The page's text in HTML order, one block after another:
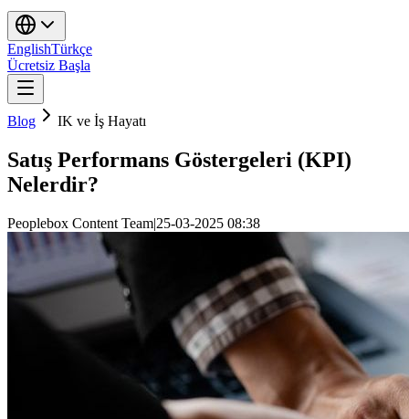
EnglishTürkçe
Ücretsiz Başla
Blog IK ve İş Hayatı
Satış Performans Göstergeleri (KPI)
Nelerdir?
Peoplebox Content Team|25-03-2025 08:38